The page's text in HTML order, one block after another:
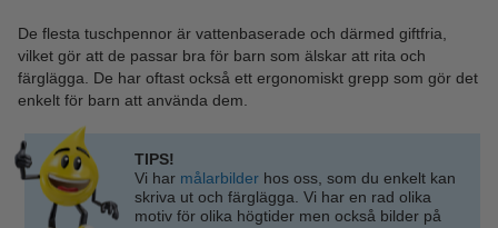
De flesta tuschpennor är vattenbaserade och därmed giftfria,
vilket gör att de passar bra för barn som älskar att rita och
färglägga. De har oftast också ett ergonomiskt grepp som gör det
enkelt för barn att använda dem.
TIPS!
Vi har målarbilder hos oss, som du enkelt kan
skriva ut och färglägga. Vi har en rad olika
motiv för olika högtider men också bilder på